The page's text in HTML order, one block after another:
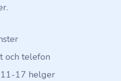
och telefon
17 helger